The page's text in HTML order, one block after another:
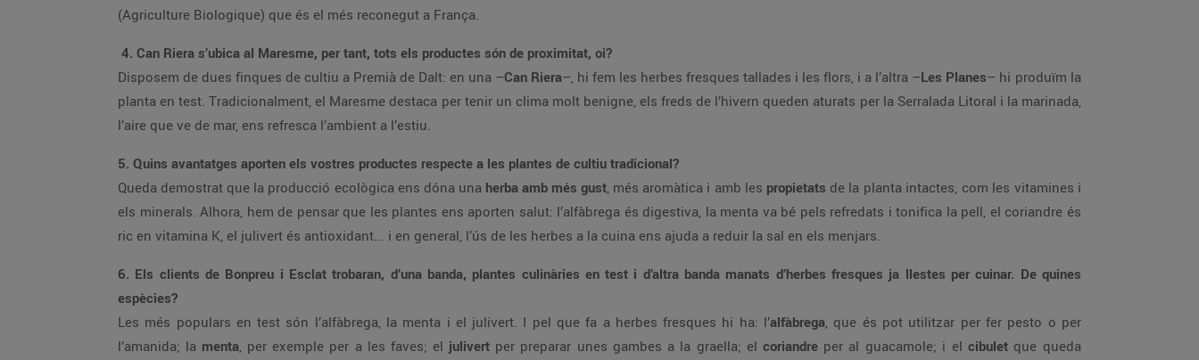
(Agriculture Biologique) que és el més reconegut a França.
4. Can Riera s’ubica al Maresme, per tant, tots els productes són de proximitat, oi?
Disposem de dues finques de cultiu a Premià de Dalt: en una –Can Riera–, hi fem les herbes fresques tallades i les flors, i a l’altra –Les Planes– hi produïm la
planta en test. Tradicionalment, el Maresme destaca per tenir un clima molt benigne, els freds de l’hivern queden aturats per la Serralada Litoral i la marinada,
l’aire que ve de mar, ens refresca l’ambient a l’estiu.
5. Quins avantatges aporten els vostres productes respecte a les plantes de cultiu tradicional?
Queda demostrat que la producció ecològica ens dóna una herba amb més gust, més aromàtica i amb les propietats de la planta intactes, com les vitamines i
els minerals. Alhora, hem de pensar que les plantes ens aporten salut: l’alfàbrega és digestiva, la menta va bé pels refredats i tonifica la pell, el coriandre és
ric en vitamina K, el julivert és antioxidant... i en general, l’ús de les herbes a la cuina ens ajuda a reduir la sal en els menjars.
6. Els clients de Bonpreu i Esclat trobaran, d’una banda, plantes culinàries en test i d’altra banda manats d’herbes fresques ja llestes per cuinar. De quines
espècies?
Les més populars en test són l’alfàbrega, la menta i el julivert. I pel que fa a herbes fresques hi ha: l’alfàbrega, que és pot utilitzar per fer pesto o per
l’amanida; la menta, per exemple per a les faves; el julivert per preparar unes gambes a la graella; el coriandre per al guacamole; i el cibulet que queda